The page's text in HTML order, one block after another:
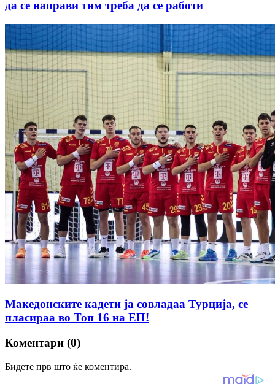
да се направи тим треба да се работи
Македонските кадети ја совладаа Турција, се
пласираа во Топ 16 на ЕП!
Коментари (0)
Бидете прв што ќе коментира.